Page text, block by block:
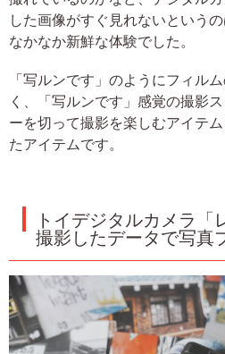
した画像がすぐ見れないという
なかなか新鮮な体験でした。
「写ルンです」のようにフィル
く、「写ルンです」感覚の撮影
ーを切って撮影を楽しむアイテ
たアイテムです。
トイデジタルカメラ
撮影したデータで写真